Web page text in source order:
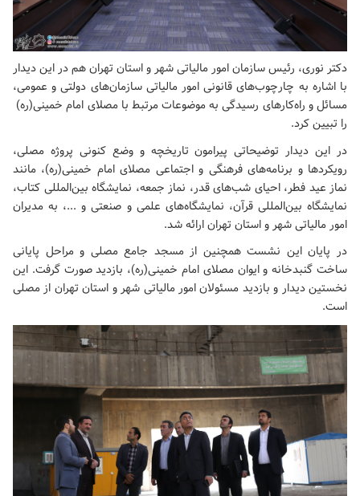
دکتر نوری، رئیس سازمان امور مالیاتی شهر و استان تهران هم در این دیدار
با اشاره به چارچوب‌های قانونی امور مالیاتی سازمان‌های دولتی و عمومی،
مسائل و راه‌کارهای رسیدگی به موضوعات مرتبط با مصلای امام خمینی(ره)
را تبیین کرد.
در این دیدار توضیحاتی پیرامون تاریخچه و وضع کنونی پروژه مصلی،
رویکردها و برنامه‌های فرهنگی و اجتماعی مصلای امام خمینی(ره)، مانند
نماز عید فطر، احیای شب‌های قدر، نماز جمعه، نمایشگاه بین‌المللی کتاب،
نمایشگاه بین‌المللی قرآن، نمایشگاه‌های علمی و صنعتی و ...، به مدیران
امور مالیاتی شهر و استان تهران ارائه شد.
در پایان این نشست همچنین از مسجد جامع مصلی و مراحل پایانی
ساخت گنبدخانه و ایوان مصلای امام خمینی(ره)، بازدید صورت گرفت. این
نخستین دیدار و بازدید مسئولان امور مالیاتی شهر و استان تهران از مصلی
است.